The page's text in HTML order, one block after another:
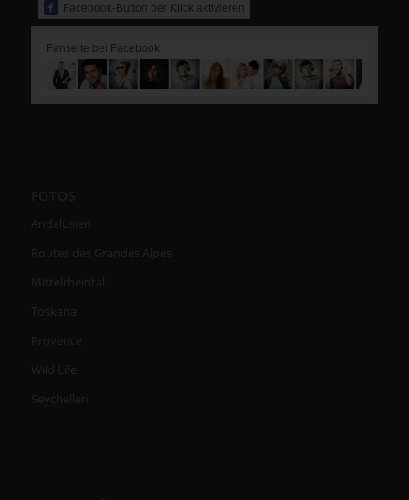
Facebook-Button per Klick aktivieren
Fanseite bei Facebook
Andalusien
Routes des Grandes Alpes
Mittelrheintal
Toskana